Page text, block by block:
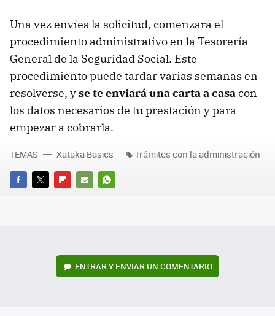
Una vez envíes la solicitud, comenzará el
procedimiento administrativo en la Tesorería
General de la Seguridad Social. Este
procedimiento puede tardar varias semanas en
resolverse, yse te enviará una carta a casacon
los datos necesarios de tu prestación y para
empezar a cobrarla.
FACEBOOK
TWITTERFLIPBOARD
E-
WHATSAPP
TEMAS Xataka Basics Trámites con la administración
ENTRAR Y ENVIAR UN COMENTARIO